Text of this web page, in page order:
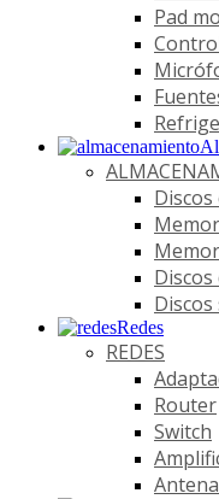
Pad
Redes
REDES
Router
Switch